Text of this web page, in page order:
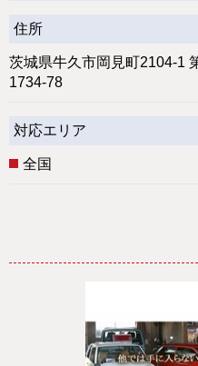
住所
茨城県牛久市岡見町2104-1
1734-78
対応エリア
全国